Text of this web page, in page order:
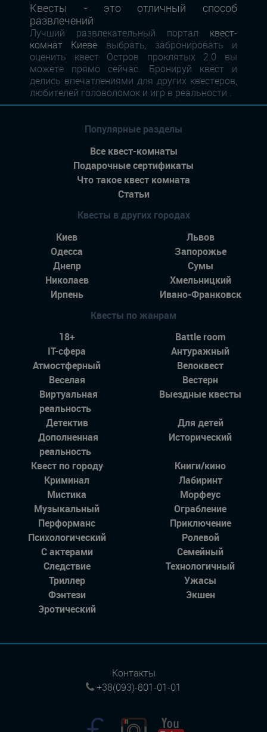
Квесты - это отличный способ
развлечений
Лучший развлекательный портал квест-
комнат Киеве выбрать, забронировать и
оценить квест Остров проклятых 2.0 вы
можете прямо сейчас. Бронируй квест и
делись впечатлениями для других квестеров,
любителей головоломок и игр в реальности .
Популярные разделы
Все квест-комнаты
Подарочные сертификаты
Что такое квест комната
Статьи
Квесты в других городах
Киев
Львов
Одесса
Запорожье
Днепр
Сумы
Николаев
Хмельницкий
Ирпень
Ивано-Франковск
Квесты по жанрам
18+
Battle room
IT-сфера
Антуражный
Атмостферный
Велоквест
Веселая
Вестерн
Виртуальная
реальность
Выездные квесты
Детектив
Для детей
Дополненная
реальность
Исторический
Квест по городу
Книги/кино
Криминал
Лабиринт
Мистика
Морфеус
Музыкальный
Ограбление
Перформанс
Приключение
Психологический
Ролевой
С актерами
Семейный
Следствие
Технологичный
Триллер
Ужасы
Фэнтези
Экшен
Эротический
Контакты
+38(093)-801-01-01